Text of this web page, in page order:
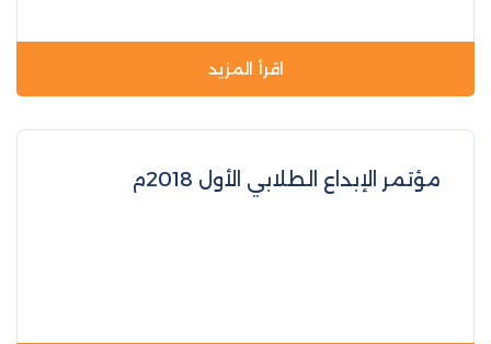
اقرأ المزيد
مؤتمر الإبداع الطلابي الأول 2018م